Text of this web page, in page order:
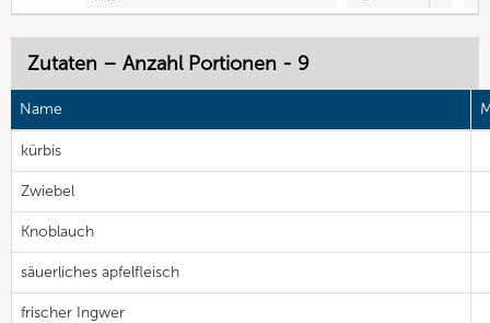
Zutaten – Anzahl Portionen - 9
Name
kürbis
Zwiebel
Knoblauch
säuerliches apfelfleisch
frischer Ingwer